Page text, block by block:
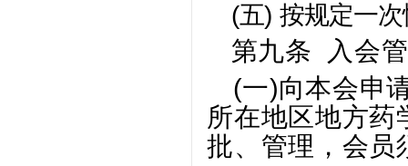
(五) 按规定一
第九条 入会
(一)向本会申
所在地区地方药
批、管理，会员